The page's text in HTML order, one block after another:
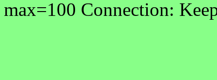
max=100 Connection: